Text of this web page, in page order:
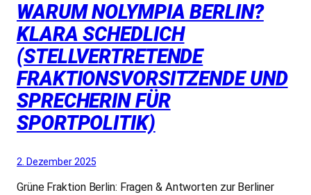
WARUM NOLYMPIA BERLIN?
KLARA SCHEDLICH
(STELLVERTRETENDE
FRAKTIONSVORSITZENDE UND
SPRECHERIN FÜR
SPORTPOLITIK)
2. Dezember 2025
Grüne Fraktion Berlin: Fragen & Antworten zur Berliner